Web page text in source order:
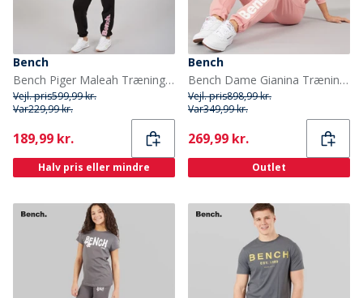
Bench
Bench Piger Maleah Træningsdragt Sort
Vejl. pris599,99 kr.
Var229,99 kr.
Current
189,99 kr.
Halv pris eller mindre
Bench
Bench Dame Gianina Træningstøj Lyserød
Vejl. pris898,99 kr.
Var349,99 kr.
Current
269,99 kr.
Outlet